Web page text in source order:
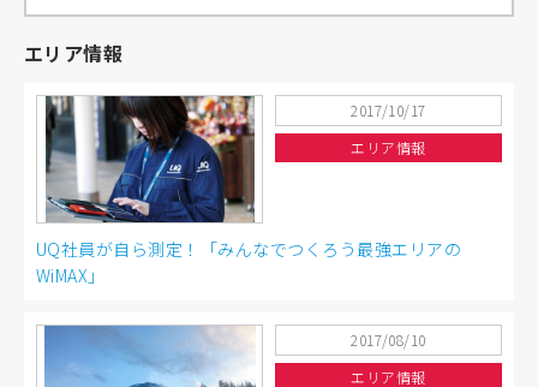
エリア情報
2017/10/17
エリア情報
UQ社員が自ら測定！「みんなでつくろう最強エリアの
WiMAX」
2017/08/10
エリア情報